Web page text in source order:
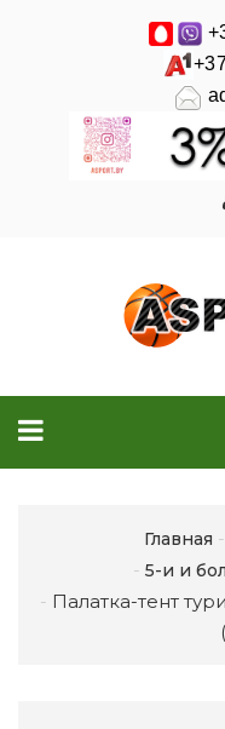
Главная
5-и и
Палатка-тент